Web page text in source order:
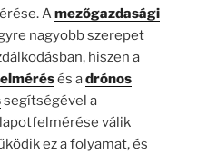
Amezőgazdasági
nagyobb szerepet
hiszen a
és adrónos
segítségével a
válik
ez a folyamat, és